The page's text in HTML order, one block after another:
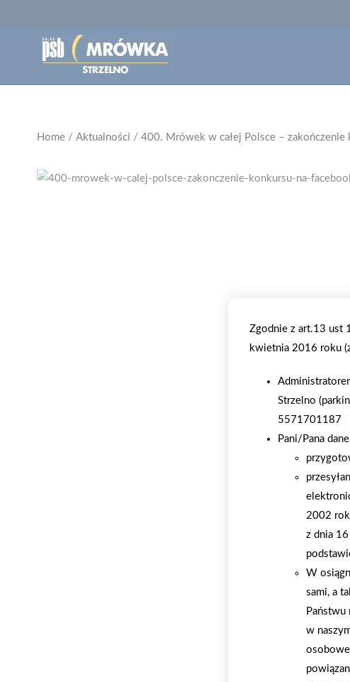
Home / Aktualności / 400. Mrówek w całej Polsce – zakończenie
Zgodnie z art.13 ust
kwietnia 2016 roku
Strzelno
5571701187
Pani/Pana
2002
z dnia
W
sami, a
Państwu
w